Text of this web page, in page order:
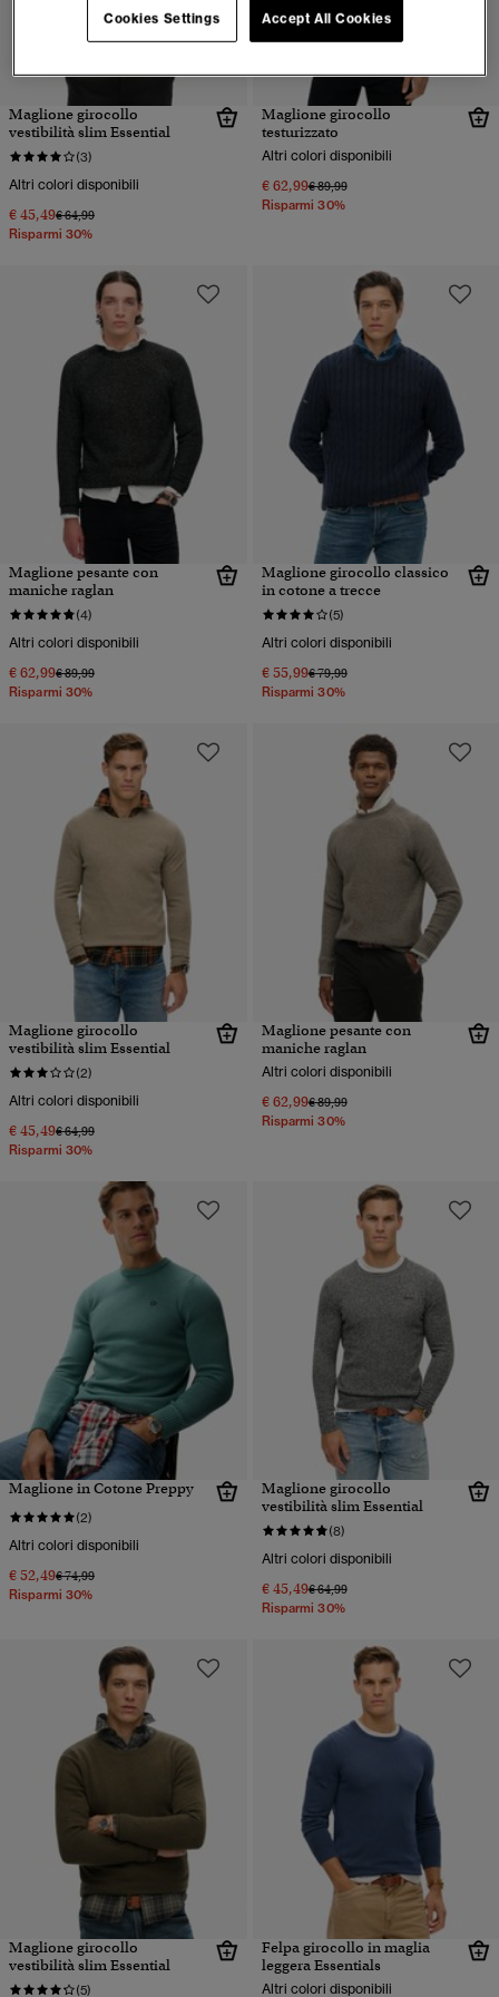
Maglione girocollo
vestibilità slim Essential
(3)
Altri colori disponibili
€ 45,49Prezzo ridotto da
€ 64,99a
Risparmi 30%
Maglione girocollo
testurizzato
Altri colori disponibili
€ 62,99Prezzo ridotto da
€ 89,99a
Risparmi 30%
Maglione pesante con
maniche raglan
(4)
Altri colori disponibili
€ 62,99Prezzo ridotto da
€ 89,99a
Risparmi 30%
Maglione girocollo classico
in cotone a trecce
(5)
Altri colori disponibili
€ 55,99Prezzo ridotto da
€ 79,99a
Risparmi 30%
Maglione girocollo
vestibilità slim Essential
(2)
Altri colori disponibili
€ 45,49Prezzo ridotto da
€ 64,99a
Risparmi 30%
Maglione pesante con
maniche raglan
Altri colori disponibili
€ 62,99Prezzo ridotto da
€ 89,99a
Risparmi 30%
Maglione in Cotone Preppy
(2)
Altri colori disponibili
€ 52,49Prezzo ridotto da
€ 74,99a
Risparmi 30%
Maglione girocollo
vestibilità slim Essential
(8)
Altri colori disponibili
€ 45,49Prezzo ridotto da
€ 64,99a
Risparmi 30%
Maglione girocollo
vestibilità slim Essential
(5)
Felpa girocollo in maglia
leggera Essentials
Altri colori disponibili
Cookies Settings Accept All Cookies